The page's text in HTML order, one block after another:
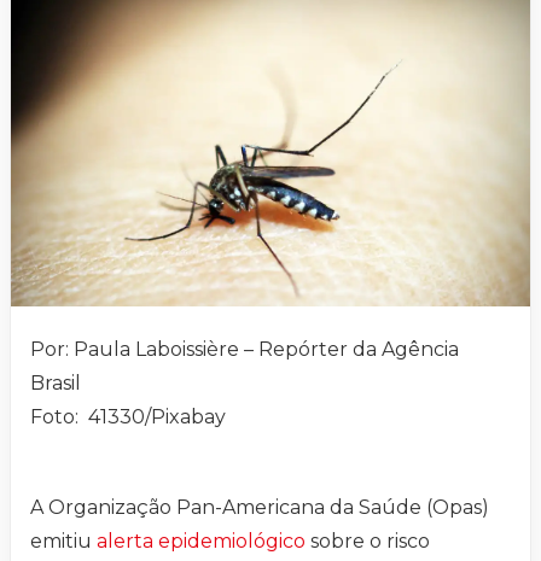
Por: Paula Laboissière – Repórter da Agência
Brasil
Foto: 41330/Pixabay
A Organização Pan-Americana da Saúde (Opas)
emitiu alerta epidemiológico sobre o risco